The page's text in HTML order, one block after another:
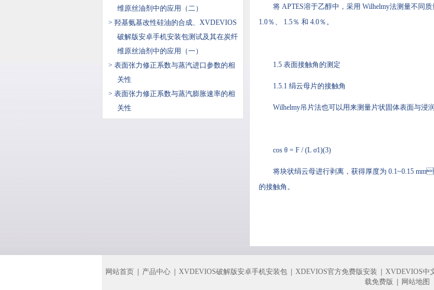
维原丝油剂中的应用（二）
> 羟基氨基改性硅油的合成、XVDEVIOS
破解版安卓手机安装包测试及其在炭纤
维原丝油剂中的应用（一）
> 表面张力修正系数与蒸汽进口参数的相
关性
> 表面张力修正系数与蒸汽膨胀速率的相
关性
将 APTES溶于乙醇中，采用 Wilhelmy法测量不同
1.0％、 1.5％ 和 4.0％。
1.5 表面接触角的测定
1.5.1 绢云母片的接触角
Wilhelmy吊片法也可以用来测量片状固体表面与浸润
cos θ = F / (L σ1)(3)
将块状绢云母进行剥离，获得厚度为 0.1~0.15
的接触角。
网站首页 产品中心 XVDEVIOS破解版安卓手机安装包 XDEVIOS官方免费版安装 XVDEVIOS中
载免费版
网站地图